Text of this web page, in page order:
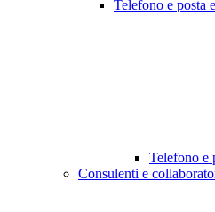
Telefono e posta
Telefono e
Consulenti e